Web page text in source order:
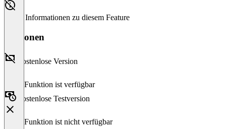
Keine Informationen zu diesem Feature
Versionen
Kostenlose Version
Diese Funktion ist verfügbar
Kostenlose Testversion
Diese Funktion ist nicht verfügbar